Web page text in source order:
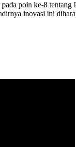
poin ke-8
inovasi ini